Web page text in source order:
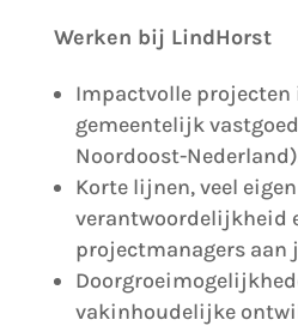
Werken bij LindHorst
Impactvolle projecten
gemeentelijk
Noordoost-
Korte lijnen, veel eigen
verantwoordelijkheid
projectmanagers aan
vakinhoudelijke